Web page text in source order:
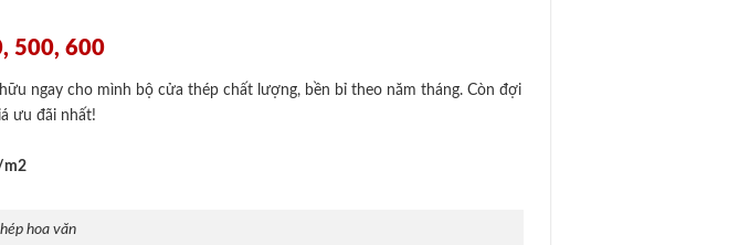
500, 600
ngay cho mình bộ cửa thép chất lượng, bền bỉ theo năm tháng. Còn đợi
ưu đãi nhất!
m2
hoa văn